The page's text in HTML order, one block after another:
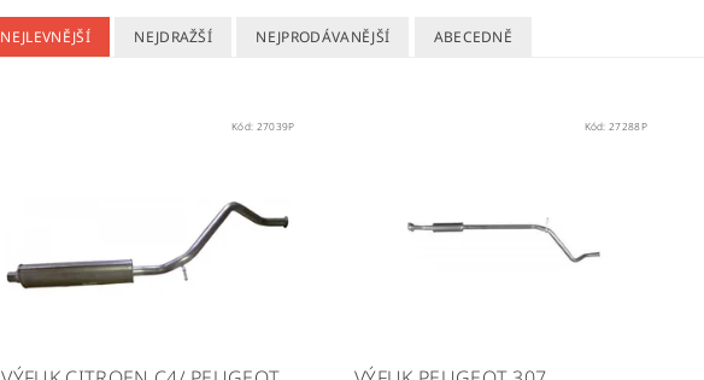
NEJLEVNĚJŠÍ NEJDRAŽŠÍ NEJPRODÁVANĚJŠÍ ABECEDNĚ
Kód: 27039P Kód:27288P